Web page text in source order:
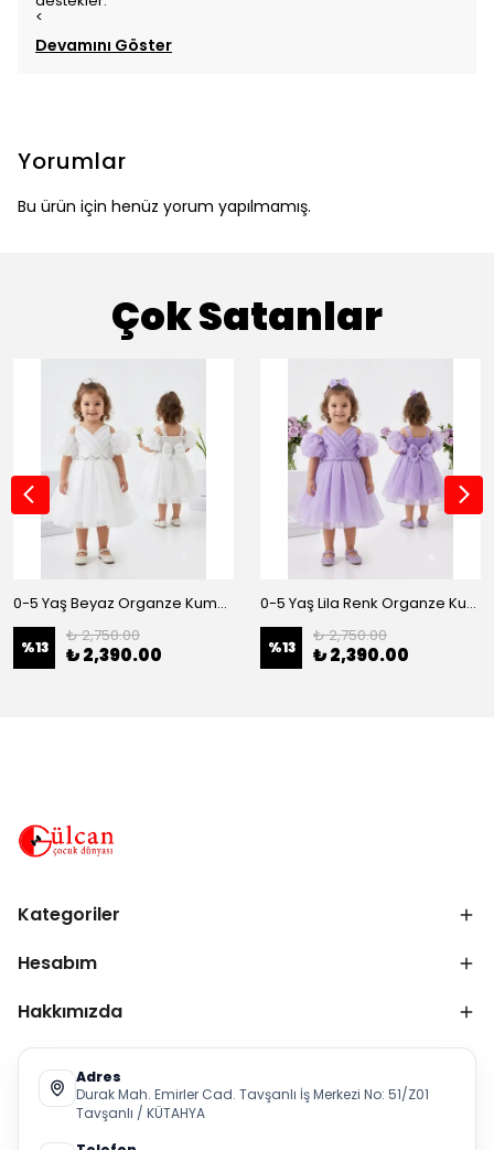
<
Devamını Göster
Yorumlar
Bu ürün için henüz yorum yapılmamış.
Çok Satanlar
0-5 Yaş Beyaz Organze Kumaş Bel İnci Kemerli Midi Boy Arkası Lastikli Abiye
%13
₺ 2,750.00
₺ 2,390.00
0-5 Yaş Lila Renk Organze Kumaş Bel İnci Kemerli Midi Boy Arkası Lastikli Abiye
%13
₺ 2,750.00
₺ 2,390.00
Kategoriler
Hesabım
Hakkımızda
Adres
Durak Mah. Emirler Cad. Tavşanlı İş Merkezi No: 51/Z01
Tavşanlı / KÜTAHYA